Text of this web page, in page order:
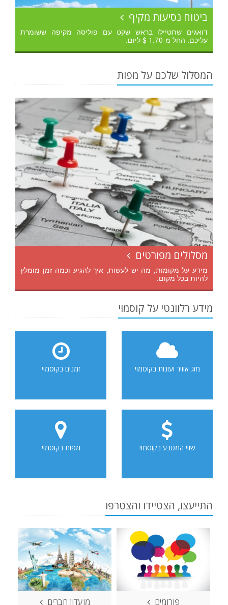
ביטוח נסיעות מקיף
דואגים שתטיילו בראש שקט עם פוליסה מקיפה ששומרת
עליכם. החל מ-1.70 $ ליום.
המסלול שלכם על מפות
מסלולים מפורטים
מידע על מקומות, מה יש לעשות, איך להגיע וכמה זמן מומלץ
להיות בכל מקום.
מידע רלוונטי על קוסמוי
מזג אוויר ועונות בקוסמוי זמנים בקוסמוי
שווי המטבע בקוסמוי מפות בקוסמוי
התייעצו, הצטיידו והצטרפו
פורומים מועדון חברים